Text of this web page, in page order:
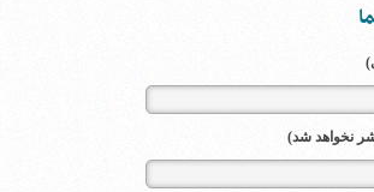
نخواهد شد)